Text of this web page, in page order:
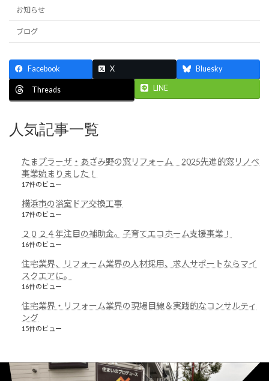
お知らせ
ブログ
Facebook X Bluesky
Threads LINE
人気記事一覧
たまプラーザ・あざみ野の窓リフォーム 2025先進的窓リノベ
事業始まりました！
17件のビュー
横浜市の浴室ドア交換工事
17件のビュー
２０２４年注目の補助金。子育てエコホーム支援事業！
16件のビュー
住宅業界、リフォーム業界の人材採用、求人サポートならマイ
スクエアに。
16件のビュー
住宅業界・リフォーム業界の現場目線＆実践的なコンサルティ
ング
15件のビュー